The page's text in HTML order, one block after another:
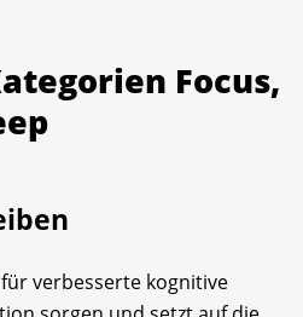
Focus,
verbesserte kognitive